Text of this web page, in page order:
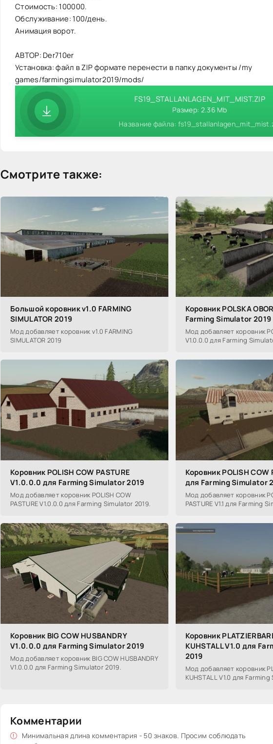
Стоимость: 100000.
Обслуживание: 100/день.
Анимация ворот.
АВТОР: Der710er
Установка: файл в ZIP формате перенести в папку документы /my
games/farmingsimulator2019/mods/
FS19_STALLANLAGEN_MIT_MIST.ZIP
Размер: 2.36 Mb
Название файла:
Смотрите также:
Большой коровник v1.0 FARMING
SIMULATOR 2019
Мод добавляет коровник v1.0 FARMING
SIMULATOR 2019
Коровник POLSKA
Farming Simulator 2019
Мод добавляет коровник
V1.0.0.0 для Farming
Коровник POLISH COW PASTURE
V1.0.0.0 для Farming Simulator 2019
Мод добавляет коровник POLISH COW
PASTURE V1.0.0.0 для Farming Simulator 2019.
Коровник POLISH COW
для Farming Simulator
Мод добавляет коровник
PASTURE V1.1 для Farming
Коровник BIG COW HUSBANDRY
V1.0.0.0 для Farming Simulator 2019
Мод добавляет коровник BIG COW HUSBANDRY
V1.0.0.0 для Farming Simulator 2019.
Коровник
KUHSTALL V1.0 для
2019
Мод добавляет коровник
KUHSTALL V1.0 для Farming
Комментарии
Минимальная длина комментария - 50 знаков. Просим соблюдать